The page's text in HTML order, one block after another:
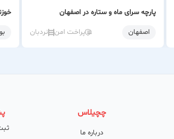
پارچه سرای ماه و ستاره در اصفهان
اصفهان پراخت امن نردبان
چچیلاس
درباره ما